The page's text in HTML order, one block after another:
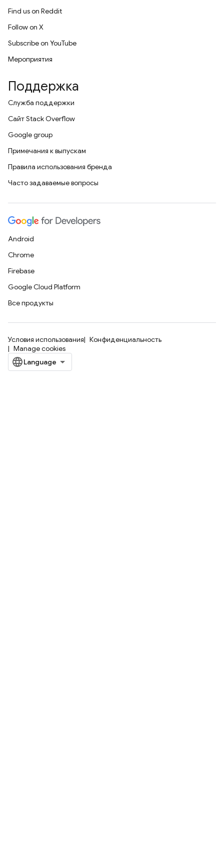
Find us on Reddit
Follow on X
Subscribe on YouTube
Мероприятия
Поддержка
Служба поддержки
Сайт Stack Overflow
Google group
Примечания к выпускам
Правила использования бренда
Часто задаваемые вопросы
Android
Chrome
Firebase
Google Cloud Platform
Все продукты
Условия использования
Конфиденциальность
Manage cookies